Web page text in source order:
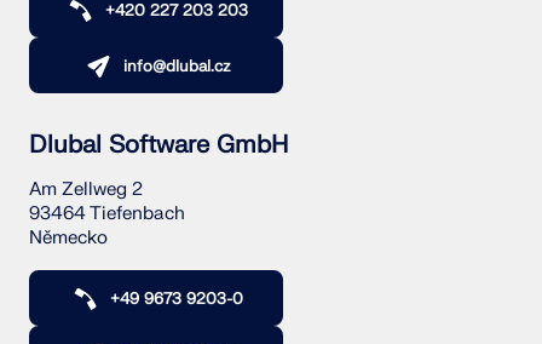
+420 227 203 203
info@dlubal.cz
Dlubal Software GmbH
Am Zellweg 2
93464 Tiefenbach
Německo
+49 9673 9203-0